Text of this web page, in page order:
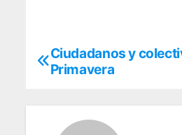
NCiudadanos y
Primavera